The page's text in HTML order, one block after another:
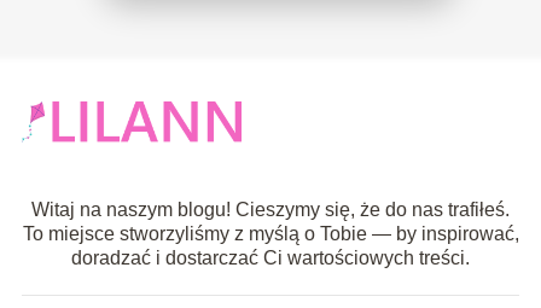
Witaj na naszym blogu! Cieszymy się, że do nas trafiłeś.
To miejsce stworzyliśmy z myślą o Tobie — by inspirować,
doradzać i dostarczać Ci wartościowych treści.